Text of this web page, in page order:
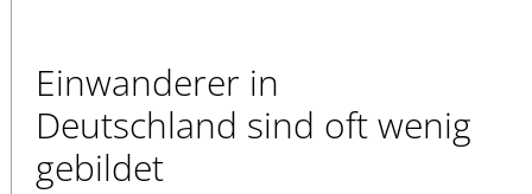
Einwanderer in
Deutschland sind oft wenig
gebildet